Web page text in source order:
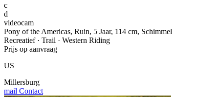
c
d
videocam
Pony of the Americas, Ruin, 5 Jaar, 114 cm, Schimmel
Recreatief · Trail · Western Riding
Prijs op aanvraag
US
Millersburg
mail Contact